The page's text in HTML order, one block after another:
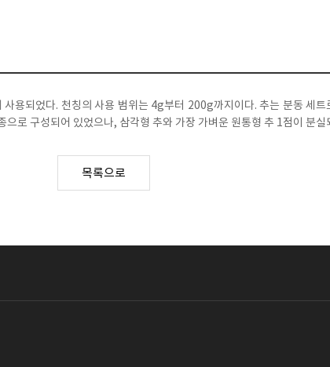
용되었다. 천칭의 사용 범위는 4g부터 200g까지이다. 추는 분동 세
로 구성되어 있었으나, 삼각형 추와 가장 가벼운 원통형 추 1점이 분실
목록으로